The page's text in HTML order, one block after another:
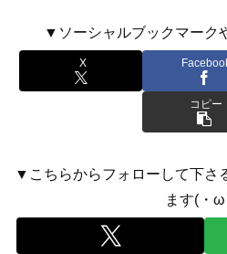
▼ソーシャルブックマーク
X
コピー
▼こちらからフォローして下さ
ます(・